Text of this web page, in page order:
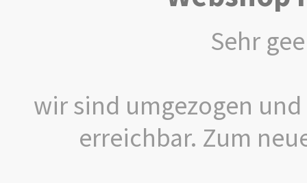
Sehr
wir sind umgezogen
erreichbar. Zum